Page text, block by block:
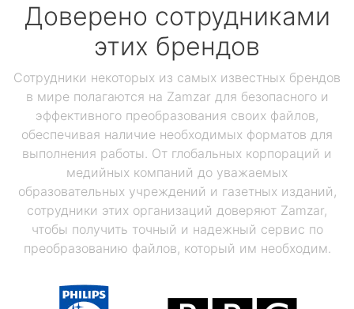
Доверено сотрудниками
этих брендов
Сотрудники некоторых из самых известных брендов
в мире полагаются на Zamzar для безопасного и
эффективного преобразования своих файлов,
обеспечивая наличие необходимых форматов для
выполнения работы. От глобальных корпораций и
медийных компаний до уважаемых
образовательных учреждений и газетных изданий,
сотрудники этих организаций доверяют Zamzar,
чтобы получить точный и надежный сервис по
преобразованию файлов, который им необходим.